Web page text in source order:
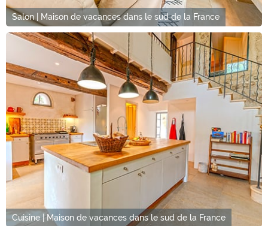
Salon | Maison de vacances dans le sud de la France
Cuisine | Maison de vacances dans le sud de la France